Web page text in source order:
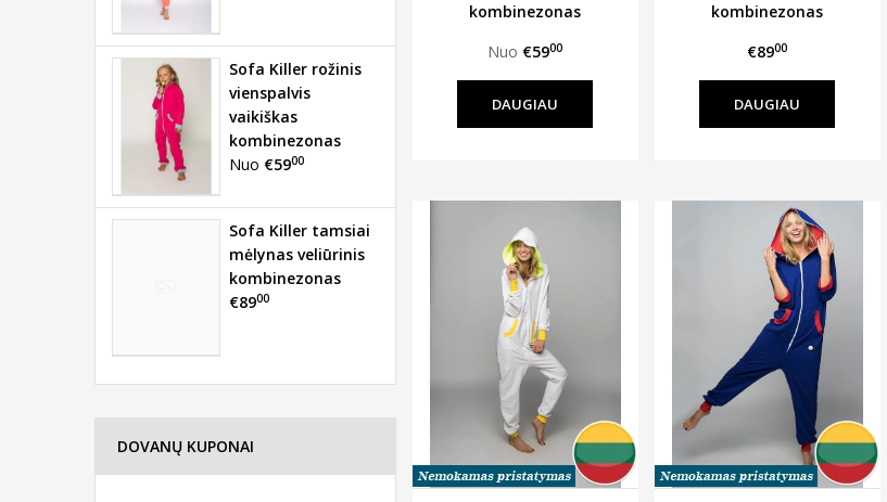
kombinezonas
Nuo €5900
DAUGIAU
kombinezonas
€8900
DAUGIAU
Sofa Killer rožinis
vienspalvis
vaikiškas
kombinezonas
Nuo €5900
Sofa Killer tamsiai
mėlynas veliūrinis
kombinezonas
€8900
DOVANŲ KUPONAI